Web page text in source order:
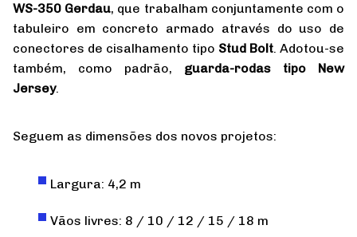
WS-350 Gerdau, que trabalham conjuntamente com o
tabuleiro em concreto armado através do uso de
conectores de cisalhamento tipo Stud Bolt. Adotou-se
também, como padrão, guarda-rodas tipo New
Jersey.
Seguem as dimensões dos novos projetos:
Largura: 4,2 m
Vãos livres: 8 / 10 / 12 / 15 / 18 m